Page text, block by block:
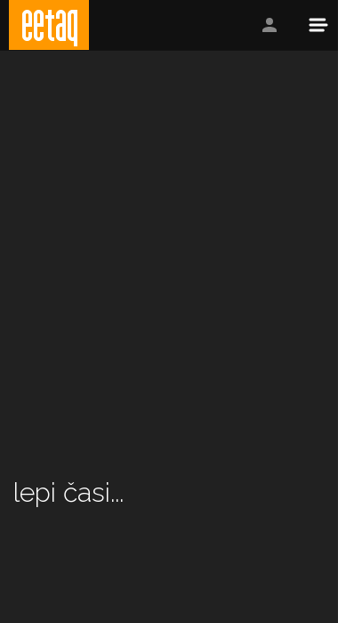
lepi časi...